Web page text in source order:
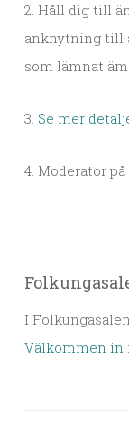
2. Håll dig till
anknytning till
som lämnat
3. Se mer
4. Moderator
I
Välkommen in